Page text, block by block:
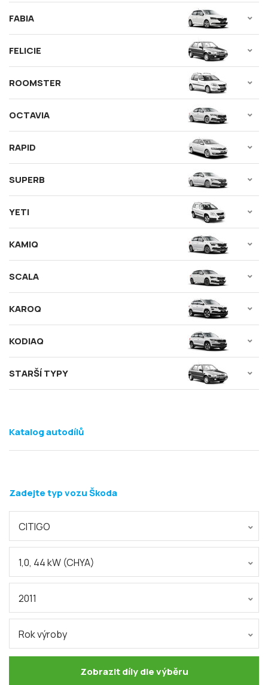
FABIA
FELICIE
ROOMSTER
OCTAVIA
RAPID
SUPERB
YETI
KAMIQ
SCALA
KAROQ
KODIAQ
STARŠÍ TYPY
Zadejte typ vozu Škoda
CITIGO
1,0, 44 kW (CHYA)
2011
Rok výroby
Zobrazit díly dle výběru
Katalog autodílů